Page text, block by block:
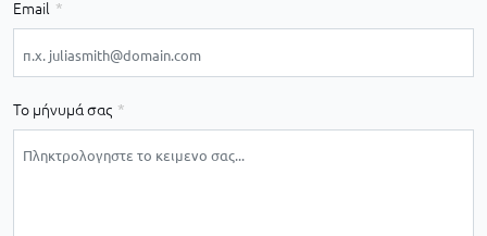
Email
Το μήνυμά σας